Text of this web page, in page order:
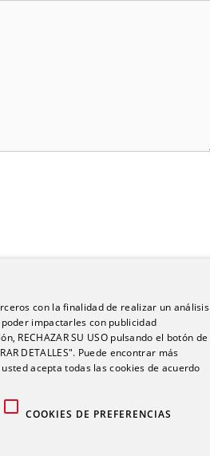
la próxima vez que comente.
con la finalidad de realizar un análisis
impactarles con publicidad
RECHAZAR SU USO pulsando el botón de
DETALLES". Puede encontrar más
acepta todas las cookies de acuerdo
COOKIES DE PREFERENCIAS